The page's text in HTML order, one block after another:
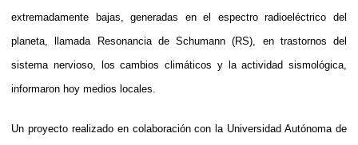
extremadamente bajas, generadas en el espectro radioeléctrico del
planeta, llamada Resonancia de Schumann (RS), en trastornos del
sistema nervioso, los cambios climáticos y la actividad sismológica,
informaron hoy medios locales.
Un proyecto realizado en colaboración con la Universidad Autónoma de